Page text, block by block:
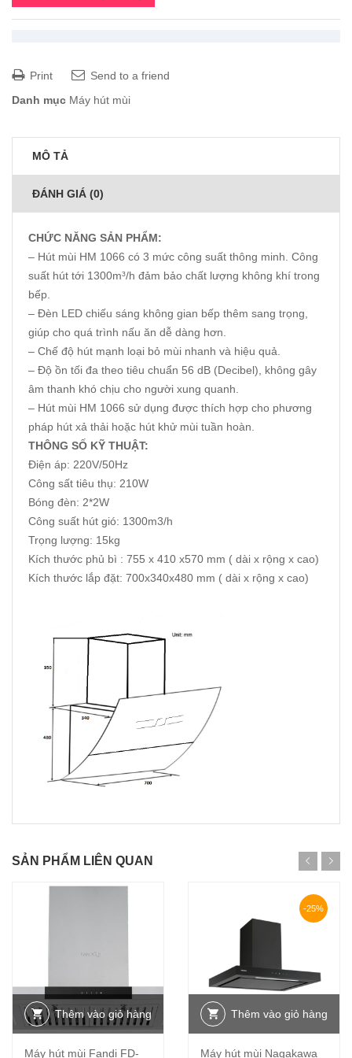
Print
Send to a friend
Danh mục Máy hút mùi
MÔ TẢ
ĐÁNH GIÁ (0)
CHỨC NĂNG SẢN PHẨM:
– Hút mùi HM 1066 có 3 mức công suất thông minh. Công
suất hút tới 1300m³/h đảm bảo chất lượng không khí trong
bếp.
– Đèn LED chiếu sáng không gian bếp thêm sang trọng,
giúp cho quá trình nấu ăn dễ dàng hơn.
– Chế độ hút mạnh loại bỏ mùi nhanh và hiệu quả.
– Độ ồn tối đa theo tiêu chuẩn 56 dB (Decibel), không gây
âm thanh khó chịu cho người xung quanh.
– Hút mùi HM 1066 sử dụng được thích hợp cho phương
pháp hút xả thải hoặc hút khử mùi tuần hoàn.
THÔNG SỐ KỸ THUẬT:
Điện áp: 220V/50Hz
Công sất tiêu thụ: 210W
Bóng đèn: 2*2W
Công suất hút gió: 1300m3/h
Trọng lượng: 15kg
Kích thước phủ bì : 755 x 410 x570 mm ( dài x rộng x cao)
Kích thước lắp đặt: 700x340x480 mm ( dài x rộng x cao)
SẢN PHẨM LIÊN QUAN
Thêm vào giỏ hàng
Máy hút mùi Fandi FD-
-25%
Thêm vào giỏ hàng
Máy hút mùi Nagakawa